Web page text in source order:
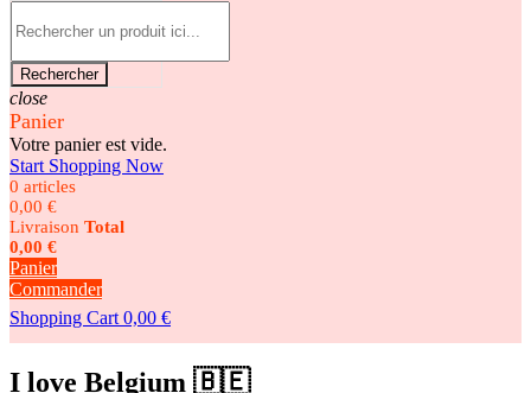
Rechercher
close
Panier
Votre panier est vide.
Start Shopping Now
0 articles
0,00 €
Livraison Total
0,00 €
Panier
Commander
Shopping Cart 0,00 €
I love Belgium 🇧🇪